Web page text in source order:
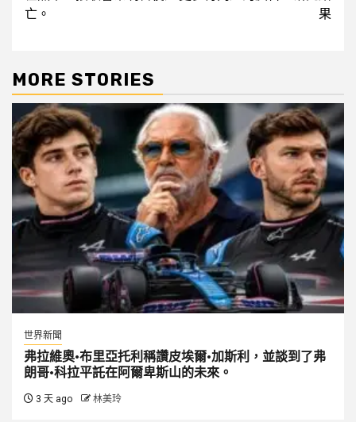
亡。
果
MORE STORIES
世界新聞
弗拉維奧·布里亞托利稱讚皮埃爾·加斯利，並談到了弗
朗哥·科拉平託在阿爾卑斯山的未來。
3 天 ago 林美玲